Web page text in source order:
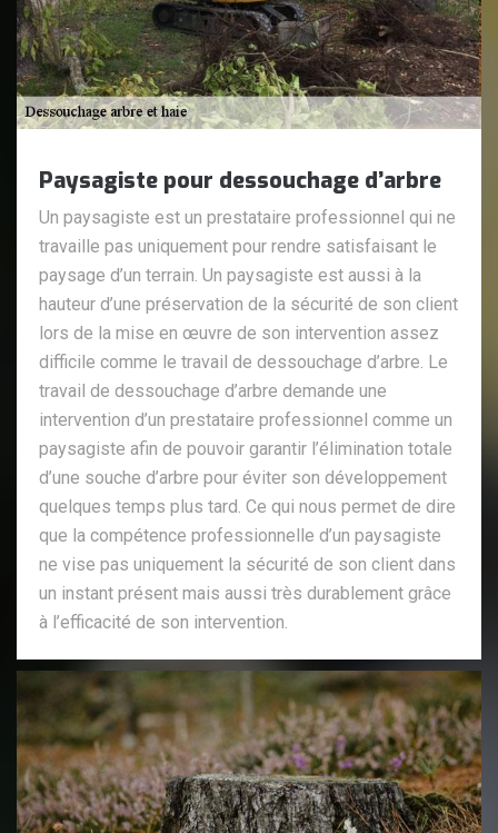
Paysagiste pour dessouchage d’arbre
Un paysagiste est un prestataire professionnel qui ne
travaille pas uniquement pour rendre satisfaisant le
paysage d’un terrain. Un paysagiste est aussi à la
hauteur d’une préservation de la sécurité de son client
lors de la mise en œuvre de son intervention assez
difficile comme le travail de dessouchage d’arbre. Le
travail de dessouchage d’arbre demande une
intervention d’un prestataire professionnel comme un
paysagiste afin de pouvoir garantir l’élimination totale
d’une souche d’arbre pour éviter son développement
quelques temps plus tard. Ce qui nous permet de dire
que la compétence professionnelle d’un paysagiste
ne vise pas uniquement la sécurité de son client dans
un instant présent mais aussi très durablement grâce
à l’efficacité de son intervention.